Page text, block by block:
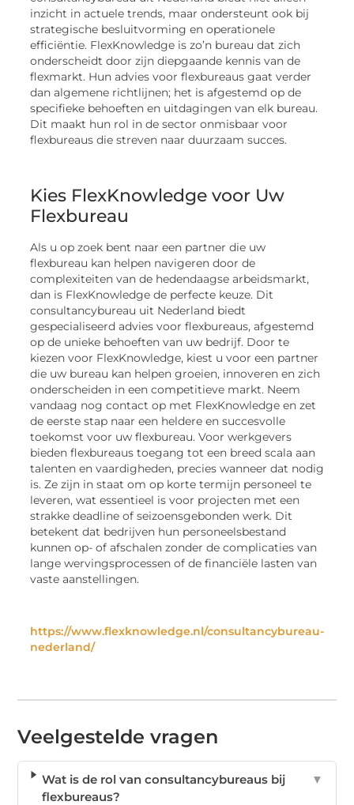
inzicht in actuele trends, maar ondersteunt ook bij
strategische besluitvorming en operationele
efficiëntie. FlexKnowledge is zo’n bureau dat zich
onderscheidt door zijn diepgaande kennis van de
flexmarkt. Hun advies voor flexbureaus gaat verder
dan algemene richtlijnen; het is afgestemd op de
specifieke behoeften en uitdagingen van elk bureau.
Dit maakt hun rol in de sector onmisbaar voor
flexbureaus die streven naar duurzaam succes.
Kies FlexKnowledge voor Uw
Flexbureau
Als u op zoek bent naar een partner die uw
flexbureau kan helpen navigeren door de
complexiteiten van de hedendaagse arbeidsmarkt,
dan is FlexKnowledge de perfecte keuze. Dit
consultancybureau uit Nederland biedt
gespecialiseerd advies voor flexbureaus, afgestemd
op de unieke behoeften van uw bedrijf. Door te
kiezen voor FlexKnowledge, kiest u voor een partner
die uw bureau kan helpen groeien, innoveren en zich
onderscheiden in een competitieve markt. Neem
vandaag nog contact op met FlexKnowledge en zet
de eerste stap naar een heldere en succesvolle
toekomst voor uw flexbureau. Voor werkgevers
bieden flexbureaus toegang tot een breed scala aan
talenten en vaardigheden, precies wanneer dat nodig
is. Ze zijn in staat om op korte termijn personeel te
leveren, wat essentieel is voor projecten met een
strakke deadline of seizoensgebonden werk. Dit
betekent dat bedrijven hun personeelsbestand
kunnen op- of afschalen zonder de complicaties van
lange wervingsprocessen of de financiële lasten van
vaste aanstellingen.
https://www.flexknowledge.nl/consultancybureau-
nederland/
Veelgestelde vragen
Wat is de rol van consultancybureaus bij
flexbureaus?
▼